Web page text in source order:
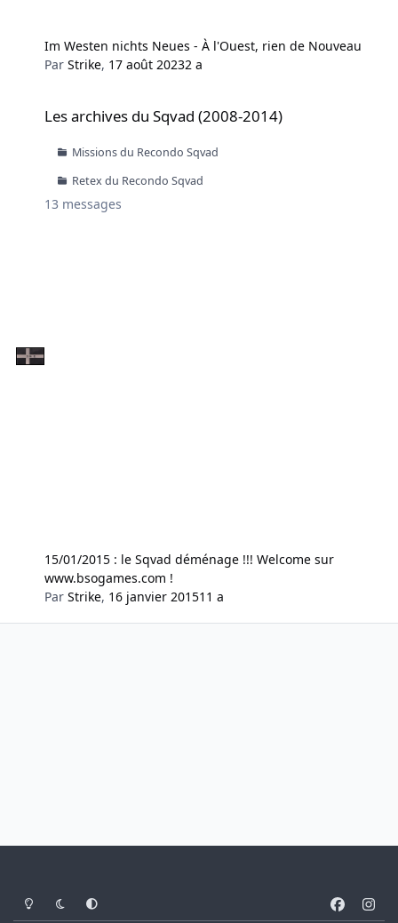
Im Westen nichts Neues - À l'Ouest, rien de Nouveau
ParStrike, 17 août 20232 a
Les archives du Sqvad (2008-2014)
Missions du Recondo Sqvad
Retex du Recondo Sqvad
13 messages
15/01/2015 : le Sqvad déménage !!! Welcome sur
www.bsogames.com !
ParStrike, 16 janvier 201511 a
Light ModeDark ModeSystem Preference